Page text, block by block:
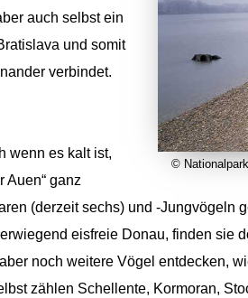
©
auch selbst ein
und somit
verbindet.
wenn es kalt ist,
Auen“ ganz
(derzeit sechs) und -Jungvögeln
eisfreie Donau, finden sie
noch weitere Vögel entdecken,
zählen Schellente, Kormoran,